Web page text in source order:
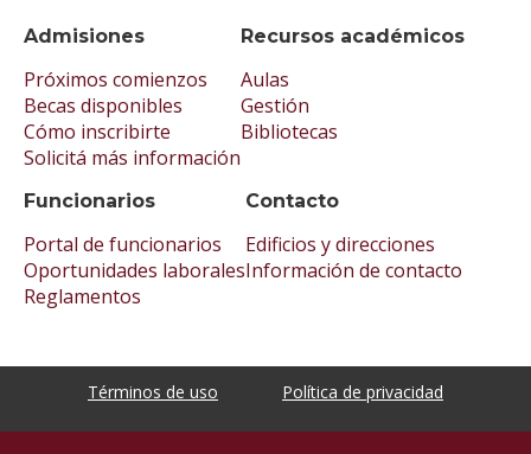
Admisiones
Próximos comienzos
Becas disponibles
Cómo inscribirte
Solicitá más información
Recursos académicos
Aulas
Gestión
Bibliotecas
Funcionarios
Portal de funcionarios
Oportunidades laborales
Reglamentos
Contacto
Edificios y direcciones
Información de contacto
Términos de uso Política de privacidad